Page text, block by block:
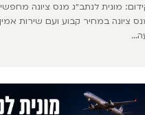
מונית לנתב״ג מנס ציונה מחפשים
ציונה במחיר קבוע ועם שירות אמין?